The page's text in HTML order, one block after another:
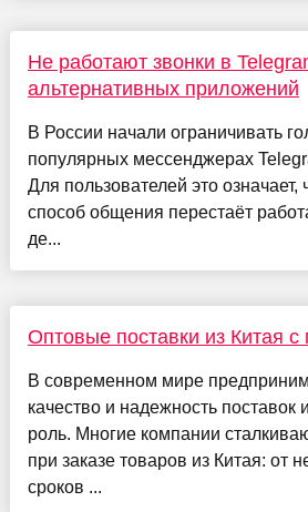
Не работают звонки в
альтернативных приложений
В России начали ограничивать
популярных мессенджерах
Для пользователей это
способ общения перестаёт
де...
Оптовые поставки из Китая с
В современном мире
качество и надежность поставок
роль. Многие компании
при заказе товаров из Китая: от
сроков ...